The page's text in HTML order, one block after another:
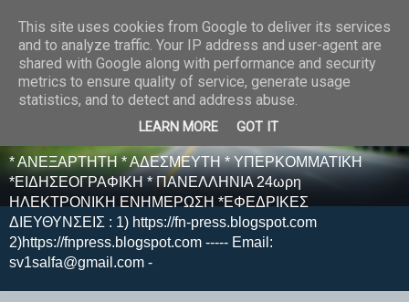
E F E N P R E S S -
ΗΛΕΚΤΡΟΝΙΚΗ
ΕΦΗΜΕΡΙΔΑ
* ΑΝΕΞΑΡΤΗΤΗ * ΑΔΕΣΜΕΥΤΗ * ΥΠΕΡΚΟΜΜΑΤΙΚΗ
*ΕΙΔΗΣΕΟΓΡΑΦΙΚΗ * ΠΑΝΕΛΛΗΝΙΑ 24ωρη
ΗΛΕΚΤΡΟΝΙΚΗ ΕΝΗΜΕΡΩΣΗ *ΕΦΕΔΡΙΚΕΣ
ΔΙΕΥΘΥΝΣΕΙΣ : 1) https://fn-press.blogspot.com
2)https://fnpress.blogspot.com ----- Email:
sv1salfa@gmail.com -
This site uses cookies from Google to deliver its services
and to analyze traffic. Your IP address and user-agent are
shared with Google along with performance and security
metrics to ensure quality of service, generate usage
statistics, and to detect and address abuse.
LEARN MORE GOT IT